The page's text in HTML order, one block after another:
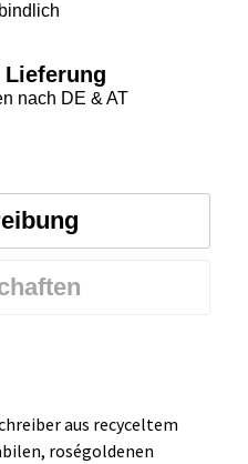
nach DE & AT
aus recyceltem
roségoldenen